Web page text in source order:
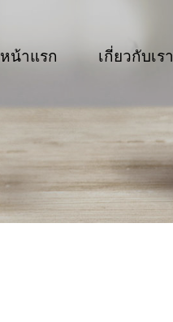
หน้าแรก เกี่ยวกับเรา